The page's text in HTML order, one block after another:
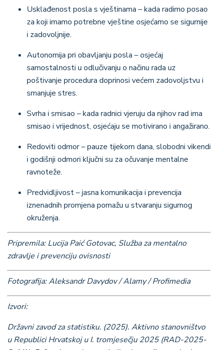
Usklađenost posla s vještinama – kada radimo posao
za koji imamo potrebne vještine osjećamo se sigurnije
i zadovoljnije.
Autonomija pri obavljanju posla – osjećaj
samostalnosti u odlučivanju o načinu rada uz
poštivanje procedura doprinosi većem zadovoljstvu i
smanjuje stres.
Svrha i smisao – kada radnici vjeruju da njihov rad ima
smisao i vrijednost, osjećaju se motivirano i angažirano.
Redoviti odmor – pauze tijekom dana, slobodni vikendi
i godišnji odmori ključni su za očuvanje mentalne
ravnoteže.
Predvidljivost – jasna komunikacija i prevencija
iznenadnih promjena pomažu u stvaranju sigurnog
okruženja.
Pripremila: Lucija Paić Gotovac, Služba za mentalno
zdravlje i prevenciju ovisnosti
Fotografija: Aleksandr Davydov / Alamy / Profimedia
Izvori:
Državni zavod za statistiku. (2025). Aktivno stanovništvo
u Republici Hrvatskoj u I. tromjesečju 2025 (RAD-2025-